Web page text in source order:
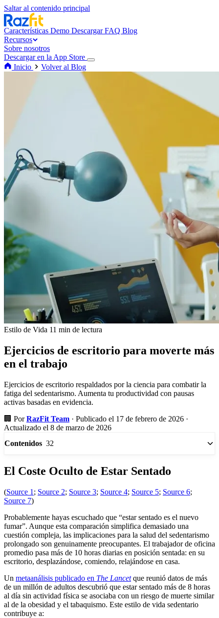
Saltar al contenido principal
Características Demo DescargarFAQ Blog
Recursos
Sobre nosotros
Descargar en la App Store
Inicio
Volver al Blog
Estilo de Vida 11 min de lectura
Ejercicios de escritorio para moverte más
en el trabajo
Ejercicios de escritorio respaldados por la ciencia para combatir la
fatiga del sedentarismo. Aumenta tu productividad con pausas
activas basadas en evidencia.
🏢 PorRazFit Team · Publicado el 17 de febrero de 2026 ·
Actualizado el 8 de marzo de 2026
Contenidos 32
El Coste Oculto de Estar Sentado
(Source 1 ; Source 2; Source 3; Source 4; Source 5; Source 6;
Source 7)
Probablemente hayas escuchado que “estar sentado es el nuevo
fumar”. Aunque esta comparación simplifica demasiado una
cuestión compleja, las implicaciones para la salud del sedentarismo
prolongado son genuinamente preocupantes. El trabajador de oficina
promedio pasa más de 10 horas diarias en posición sentada: en su
escritorio, desplazándose, comiendo, relajándose en casa.
Un metaanálisis publicado en The Lancetque reunió datos de más
de un millón de adultos descubrió que estar sentado más de 8 horas
al día sin actividad física se asociaba con un riesgo de muerte similar
al de la obesidad y el tabaquismo. Este estilo de vida sedentario
contribuye a: